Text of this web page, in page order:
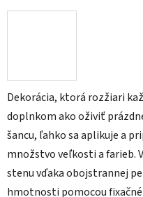
Dekorácia, ktorá rozžiari
doplnkom ako oživiť
šancu, ľahko sa aplikuje a
množstvo veľkosti a farieb.
stenu vďaka obojstrannej
hmotnosti pomocou